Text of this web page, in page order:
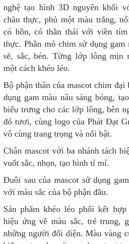
nghệ tạo hình 3D nguyên khối
chăn thực, phủ một màu trắng,
có hồn, có thần thái với viền tím
thực. Phần mỏ chim sử dụng gam
sẽ, sắc, bén. Từng lớp lông mịn
một cách khéo léo.
Bộ phận thân của mascot chim
dụng gam màu nâu sáng bóng,
biểu trưng cho các lớp lông, bên
đỏ tươi, cùng logo của Phát Đạt
vô cùng trang trọng và nổi bật.
Chân mascot với ba nhánh tách
vuốt sắc, nhọn, tạo hình tỉ mỉ.
Đuôi sau của mascot sử dụng
với màu sắc của bộ phận đầu.
Sản phẩm khéo léo phối kết
hiệu ứng về màu sắc, trẻ trung,
những người đối diện. Màu vàng